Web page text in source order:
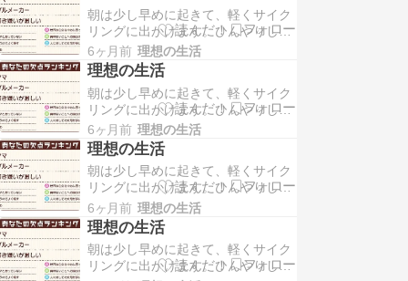
す。静かな朝の時間に体を動かしつ
つ、好きな飲み物と一緒に気持ちよ
く一日を始められる瞬間です。 帰宅
後は、そのまま家でゆっく…
朝は少し早めに起きて、軽くサイク
リングに出かけます。ひんやりした
空気の中を走りながら、コンビニへ
立ち寄ってコーヒーとパンを買い、
そのまま外でさっと朝食をとりま
す。静かな朝の時間に体を動かしつ
つ、好きな飲み物と一緒に気持ちよ
く一日を始められる瞬間です。 帰宅
後は、そのまま家でゆっく…
6ヶ月前 理想の生活
理想の生活
朝は少し早めに起きて、軽くサイク
リングに出かけます。ひんやりした
空気の中を走りながら、コンビニへ
立ち寄ってコーヒーとパンを買い、
そのまま外でさっと朝食をとりま
す。静かな朝の時間に体を動かしつ
つ、好きな飲み物と一緒に気持ちよ
く一日を始められる瞬間です。 帰宅
後は、そのまま家でゆっく…
6ヶ月前 理想の生活
理想の生活
朝は少し早めに起きて、軽くサイク
リングに出かけます。ひんやりした
空気の中を走りながら、コンビニへ
立ち寄ってコーヒーとパンを買い、
そのまま外でさっと朝食をとりま
す。静かな朝の時間に体を動かしつ
つ、好きな飲み物と一緒に気持ちよ
6ヶ月前 理想の生活
理想の生活
朝は少し早めに起きて、軽くサイク
リングに出かけます。ひんやりした